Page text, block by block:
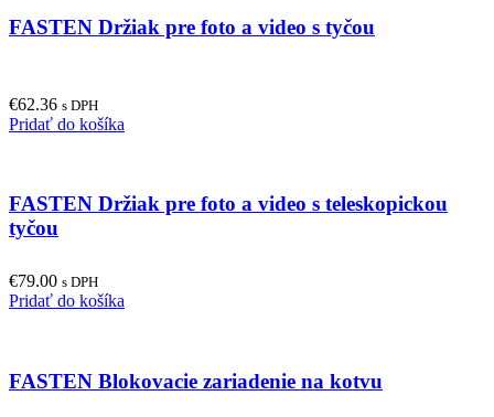
FASTEN Držiak pre foto a video s tyčou
€62.36 s DPH
Pridať do košíka
FASTEN Držiak pre foto a video s teleskopickou
tyčou
€79.00 s DPH
Pridať do košíka
FASTEN Blokovacie zariadenie na kotvu